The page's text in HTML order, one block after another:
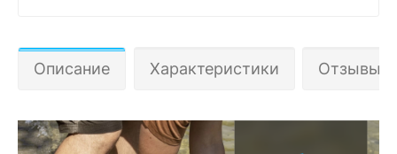
Описание Характеристики Отзывы 1